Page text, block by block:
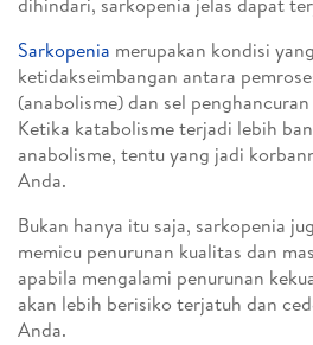
Sarkopenia merupakan kondisi
ketidakseimbangan antara
(anabolisme) dan sel
Ketika katabolisme terjadi lebih
anabolisme, tentu yang jadi
Anda.
Bukan hanya itu saja, sarkopenia
memicu penurunan kualitas dan
apabila mengalami penurunan
akan lebih berisiko terjatuh dan
Anda.